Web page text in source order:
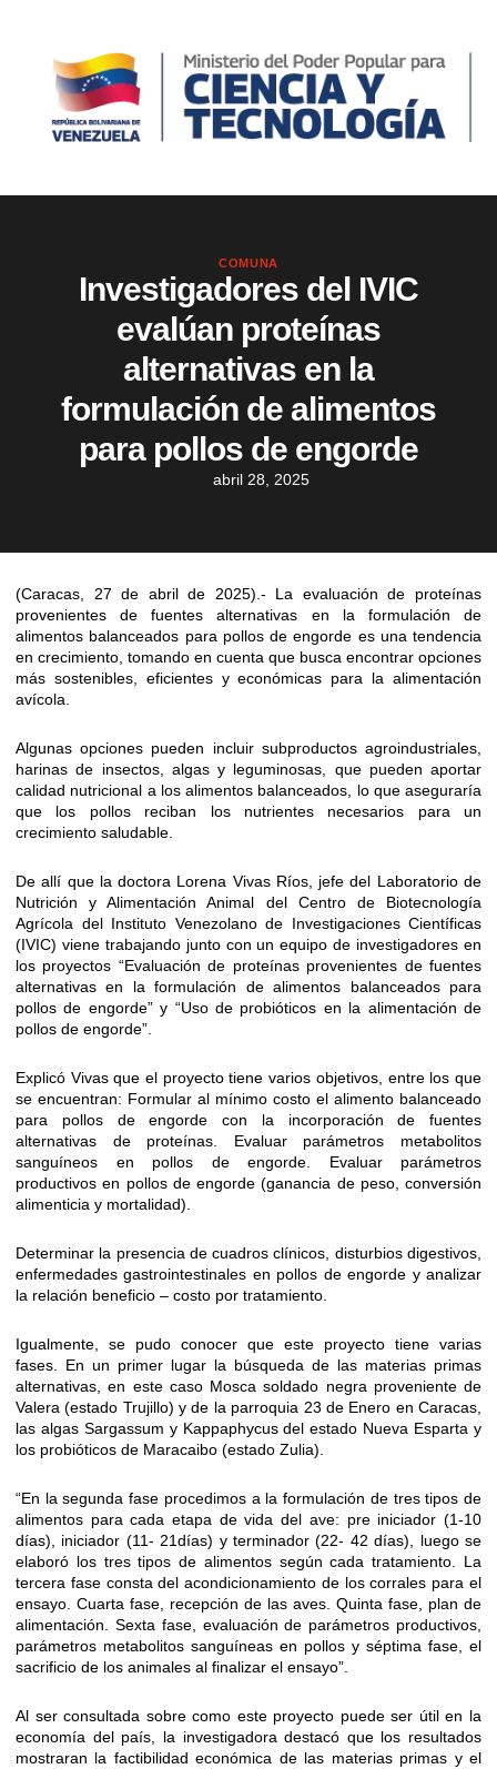
COMUNA
Investigadores del IVIC
evalúan proteínas
alternativas en la
formulación de alimentos
para pollos de engorde
abril 28, 2025
(Caracas, 27 de abril de 2025).- La evaluación de proteínas
provenientes de fuentes alternativas en la formulación de
alimentos balanceados para pollos de engorde es una tendencia
en crecimiento, tomando en cuenta que busca encontrar opciones
más sostenibles, eficientes y económicas para la alimentación
avícola.
Algunas opciones pueden incluir subproductos agroindustriales,
harinas de insectos, algas y leguminosas, que pueden aportar
calidad nutricional a los alimentos balanceados, lo que aseguraría
que los pollos reciban los nutrientes necesarios para un
crecimiento saludable.
De allí que la doctora Lorena Vivas Ríos, jefe del Laboratorio de
Nutrición y Alimentación Animal del Centro de Biotecnología
Agrícola del Instituto Venezolano de Investigaciones Científicas
(IVIC) viene trabajando junto con un equipo de investigadores en
los proyectos “Evaluación de proteínas provenientes de fuentes
alternativas en la formulación de alimentos balanceados para
pollos de engorde” y “Uso de probióticos en la alimentación de
pollos de engorde”.
Explicó Vivas que el proyecto tiene varios objetivos, entre los que
se encuentran: Formular al mínimo costo el alimento balanceado
para pollos de engorde con la incorporación de fuentes
alternativas de proteínas. Evaluar parámetros metabolitos
sanguíneos en pollos de engorde. Evaluar parámetros
productivos en pollos de engorde (ganancia de peso, conversión
alimenticia y mortalidad).
Determinar la presencia de cuadros clínicos, disturbios digestivos,
enfermedades gastrointestinales en pollos de engorde y analizar
la relación beneficio – costo por tratamiento.
Igualmente, se pudo conocer que este proyecto tiene varias
fases. En un primer lugar la búsqueda de las materias primas
alternativas, en este caso Mosca soldado negra proveniente de
Valera (estado Trujillo) y de la parroquia 23 de Enero en Caracas,
las algas Sargassum y Kappaphycus del estado Nueva Esparta y
los probióticos de Maracaibo (estado Zulia).
“En la segunda fase procedimos a la formulación de tres tipos de
alimentos para cada etapa de vida del ave: pre iniciador (1-10
días), iniciador (11- 21días) y terminador (22- 42 días), luego se
elaboró los tres tipos de alimentos según cada tratamiento. La
tercera fase consta del acondicionamiento de los corrales para el
ensayo. Cuarta fase, recepción de las aves. Quinta fase, plan de
alimentación. Sexta fase, evaluación de parámetros productivos,
parámetros metabolitos sanguíneas en pollos y séptima fase, el
sacrificio de los animales al finalizar el ensayo”.
Al ser consultada sobre como este proyecto puede ser útil en la
economía del país, la investigadora destacó que los resultados
mostraran la factibilidad económica de las materias primas y el